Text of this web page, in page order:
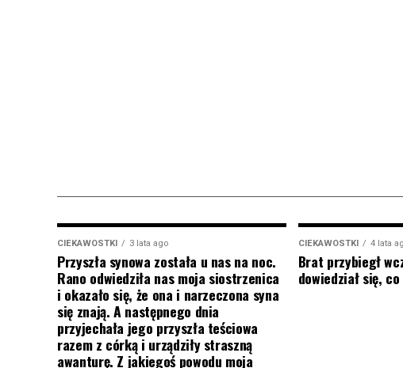
CIEKAWOSTKI 3 lata ago
Przyszła synowa została u nas na noc.
Rano odwiedziła nas moja siostrzenica
i okazało się, że ona i narzeczona syna
się znają. A następnego dnia
przyjechała jego przyszła teściowa
razem z córką i urządziły straszną
awanturę. Z jakiegoś powodu moja
CIEKAWOSTKI 4 lata
Brat przybiegł
dowiedział się,